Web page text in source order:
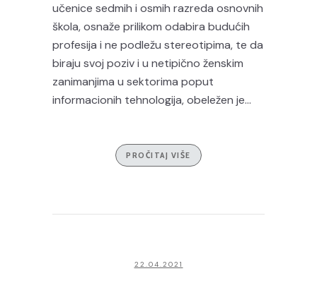
učenice sedmih i osmih razreda osnovnih
škola, osnaže prilikom odabira budućih
profesija i ne podležu stereotipima, te da
biraju svoj poziv i u netipično ženskim
zanimanjima u sektorima poput
informacionih tehnologija, obeležen je...
PROČITAJ VIŠE
22.04.2021